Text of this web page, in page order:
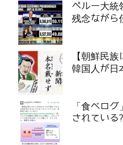
ペルー大統
残念ながら
【朝鮮民
韓国人が日
「食べロ
されている?